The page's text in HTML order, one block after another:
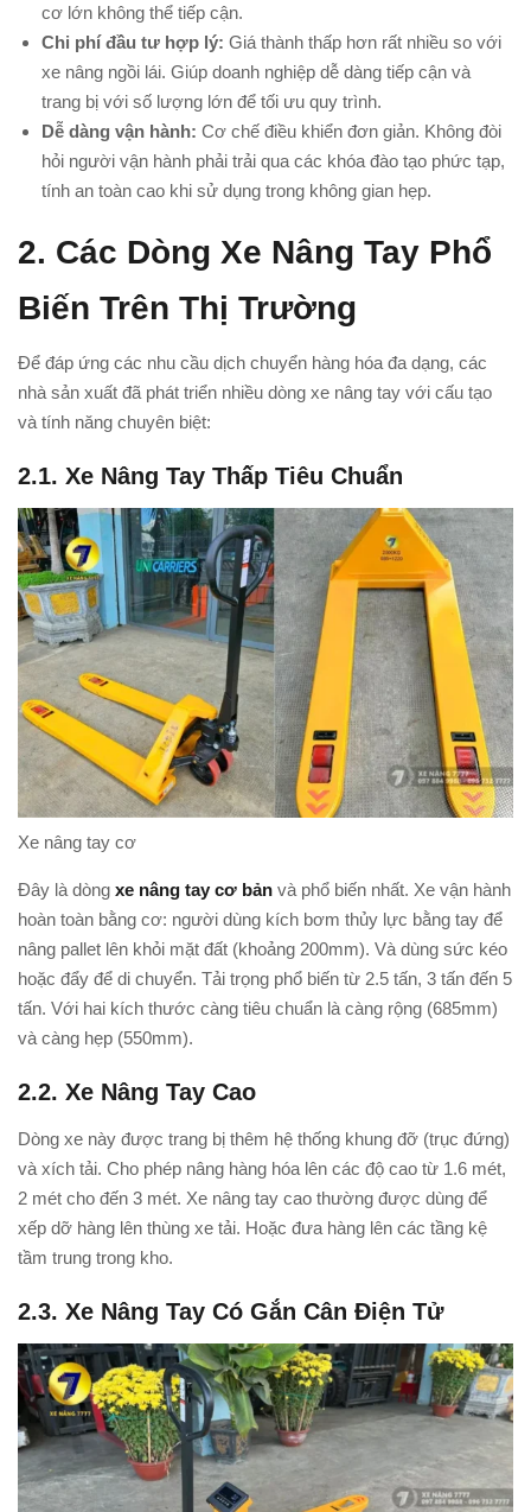
cơ lớn không thể tiếp cận.
Chi phí đầu tư hợp lý: Giá thành thấp hơn rất nhiều so với
xe nâng ngồi lái. Giúp doanh nghiệp dễ dàng tiếp cận và
trang bị với số lượng lớn để tối ưu quy trình.
Dễ dàng vận hành: Cơ chế điều khiển đơn giản. Không đòi
hỏi người vận hành phải trải qua các khóa đào tạo phức tạp,
tính an toàn cao khi sử dụng trong không gian hẹp.
2. Các Dòng Xe Nâng Tay Phổ
Biến Trên Thị Trường
Để đáp ứng các nhu cầu dịch chuyển hàng hóa đa dạng, các
nhà sản xuất đã phát triển nhiều dòng xe nâng tay với cấu tạo
và tính năng chuyên biệt:
2.1. Xe Nâng Tay Thấp Tiêu Chuẩn
Xe nâng tay cơ
Đây là dòng xe nâng tay cơ bản và phổ biến nhất. Xe vận hành
hoàn toàn bằng cơ: người dùng kích bơm thủy lực bằng tay để
nâng pallet lên khỏi mặt đất (khoảng 200mm). Và dùng sức kéo
hoặc đẩy để di chuyển. Tải trọng phổ biến từ 2.5 tấn, 3 tấn đến 5
tấn. Với hai kích thước càng tiêu chuẩn là càng rộng (685mm)
và càng hẹp (550mm).
2.2. Xe Nâng Tay Cao
Dòng xe này được trang bị thêm hệ thống khung đỡ (trục đứng)
và xích tải. Cho phép nâng hàng hóa lên các độ cao từ 1.6 mét,
2 mét cho đến 3 mét. Xe nâng tay cao thường được dùng để
xếp dỡ hàng lên thùng xe tải. Hoặc đưa hàng lên các tầng kệ
tầm trung trong kho.
2.3. Xe Nâng Tay Có Gắn Cân Điện Tử